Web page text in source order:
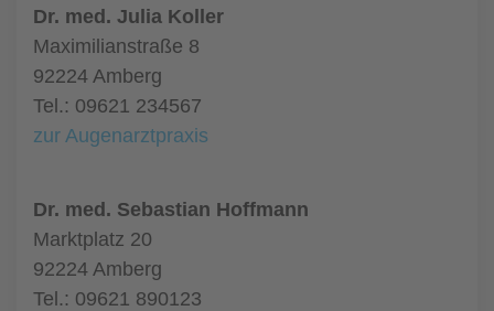
Dr. med. Julia Koller
Maximilianstraße 8
92224 Amberg
Tel.: 09621 234567
zur Augenarztpraxis
Dr. med. Sebastian Hoffmann
Marktplatz 20
92224 Amberg
Tel.: 09621 890123